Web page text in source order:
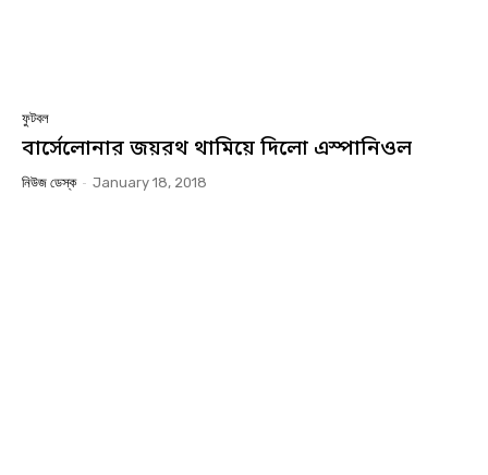
ফুটবল
বার্সেলোনার জয়রথ থামিয়ে দিলো এস্পানিওল
নিউজ ডেস্ক - January 18, 2018